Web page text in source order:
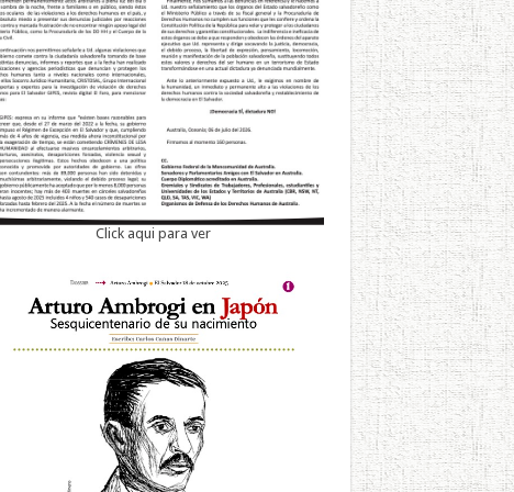
Click aqui para ver